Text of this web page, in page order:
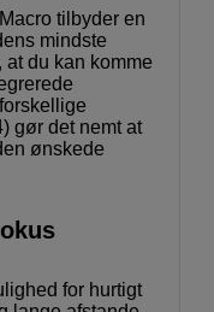
tilbyder en
mindste
at du kan komme
gør det nemt at
ønskede
for hurtigt